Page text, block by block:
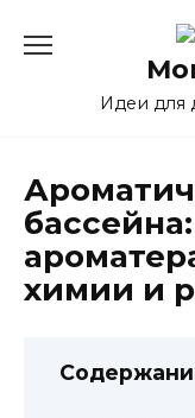
Идеи для
химии и